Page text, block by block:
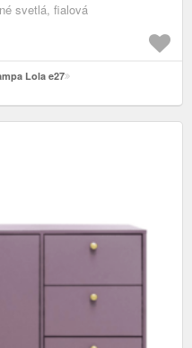
svetlá, fialová
Lola e27